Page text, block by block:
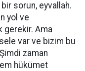
sorun, eyvallah.
yol ve
gerekir. Ama
var ve bizim bu
zaman
hükümet